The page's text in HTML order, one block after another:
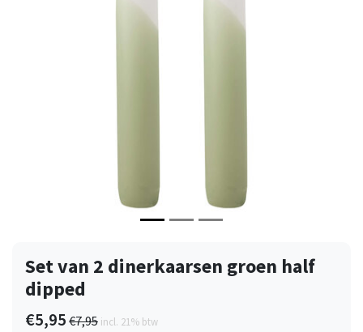
Set van 2 dinerkaarsen groen half
dipped
€5,95 €7,95 incl. 21% btw